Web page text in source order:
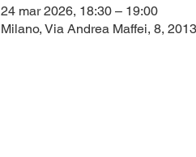
24 mar 2026, 18:30 – 19:00
Milano, Via Andrea Maffei, 8,